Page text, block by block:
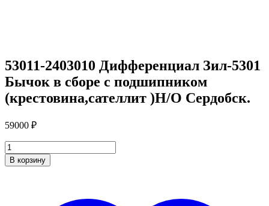
53011-2403010 Дифференциал Зил-5301
Бычок в сборе с подшипником
(крестовина,сателлит )Н/О Сердобск.
59000 ₽
Количество
В корзину